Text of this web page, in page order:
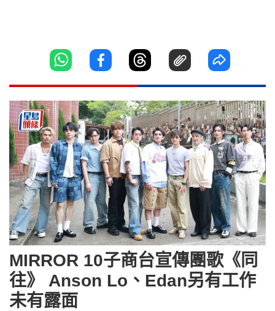
MIRROR 10子商台宣傳團歌《同
往》 Anson Lo、Edan另有工作
未有露面